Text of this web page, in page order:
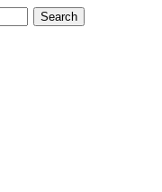
Search